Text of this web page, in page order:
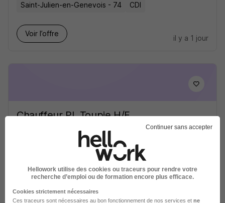
Saint-Julien-en-Genevois - 74 CDI
Voir l’offre
il y a 1 jour
Chauffeur PL Toupie H/F
Saint-Julien-en-Genevois - 74 Intérim
Voir l’offre
il y a 1 jour
Continuer sans accepter
Hellowork utilise des cookies ou traceurs pour rendre votre
recherche d’emploi ou de formation encore plus efficace.
Cookies strictement nécessaires
Ces traceurs sont nécessaires au bon fonctionnement de nos services et ne